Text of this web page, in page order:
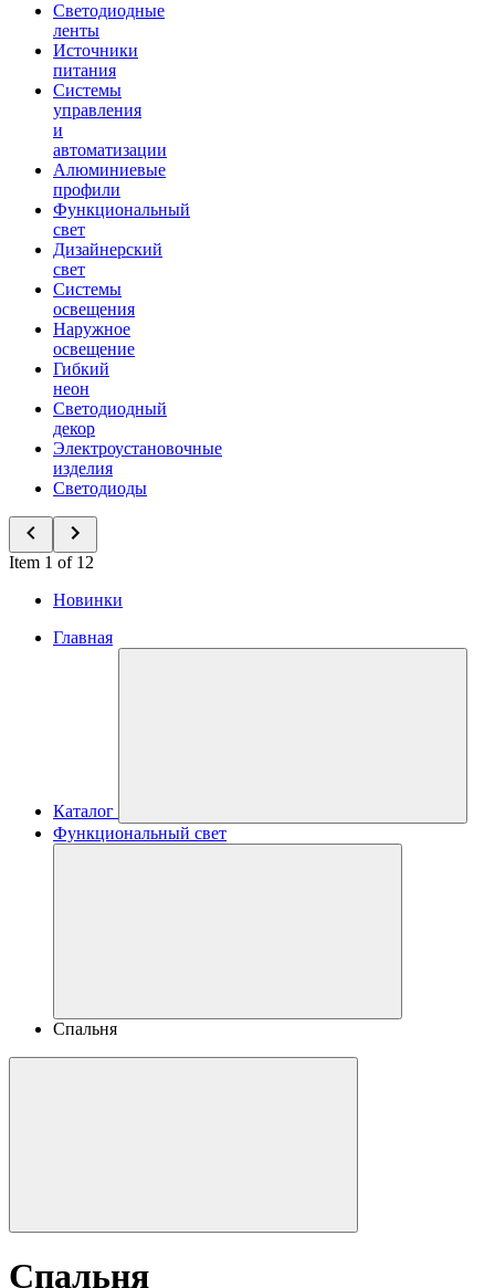
Светодиодные
ленты
Источники
питания
Системы
управления
и
автоматизации
Алюминиевые
профили
Функциональный
свет
Дизайнерский
свет
Системы
освещения
Наружное
освещение
Гибкий
неон
Светодиодный
декор
Электроустановочные
изделия
Светодиоды
Item 1 of 12
Новинки
Главная
Каталог
Функциональный свет
Спальня
Спальня